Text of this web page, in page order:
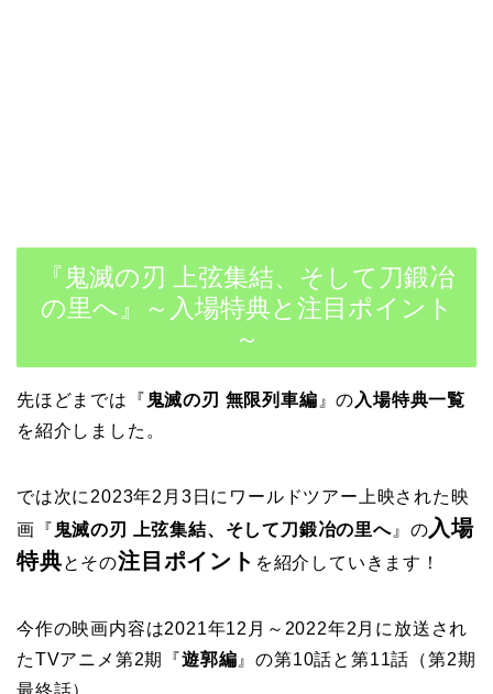
『鬼滅の刃 上弦集結、そして刀鍛冶
の里へ』～入場特典と注目ポイント
～
先ほどまでは『 鬼滅の刃 無限列車編 』の 入場特典一覧
を紹介しました。
では次に2023年2月3日にワールドツアー上映された映
画『 鬼滅の刃 上弦集結、そして刀鍛冶の里へ』の入場
特典とその注目ポイント を紹介していきます！
今作の映画内容は2021年12月～2022年2月に放送され
たTVアニメ第2期『遊郭編 』の第10話と第11話（第2期
最終話）。